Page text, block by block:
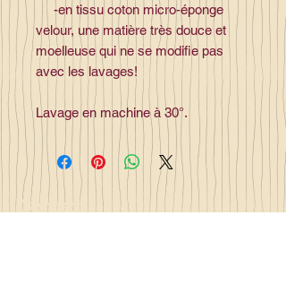
-en tissu coton micro-éponge
velour, une matière très douce et
moelleuse qui ne se modifie pas
avec les lavages!
Lavage en machine à 30°.
Contact